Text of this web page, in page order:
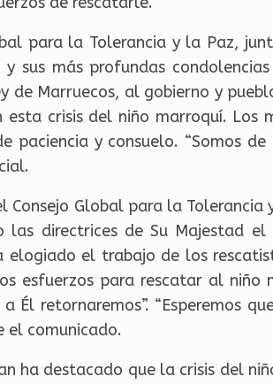
para la Tolerancia y la Paz,
y sus más profundas
de Marruecos, al gobierno y
esta crisis del niño marroquí. Los
paciencia y consuelo. “Somos
Consejo Global para la
las directrices de Su Majestad
elogiado el trabajo de los
esfuerzos para rescatar al niño
a Él retornaremos”. “Esperemos
el comunicado.
ha destacado que la crisis del